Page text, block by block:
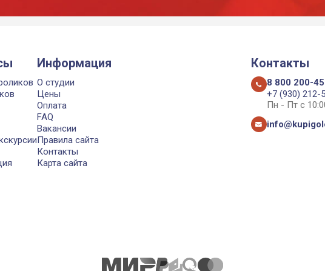
Информация
О студии
Цены
Оплата
FAQ
Вакансии
Правила сайта
Контакты
Карта сайта
Контакты
8 800 200-
+7 (930) 212-
Пн - Пт с